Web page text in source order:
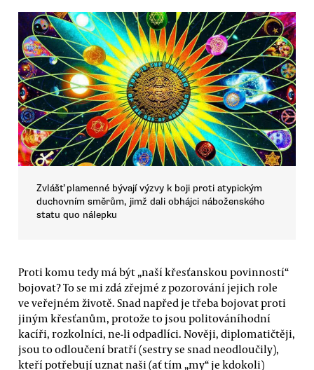
Zvlášť plamenné bývají výzvy k boji proti atypickým
duchovním směrům, jimž dali obhájci náboženského
statu quo nálepku
Proti komu tedy má být „naší křesťanskou povinností“
bojovat? To se mi zdá zřejmé z pozorování jejich role
ve veřejném životě. Snad napřed je třeba bojovat proti
jiným křesťanům, protože to jsou politováníhodní
kacíři, rozkolníci, ne-li odpadlíci. Nověji, diplomatičtěji,
jsou to odloučení bratří (sestry se snad neodloučily),
kteří potřebují uznat naši (ať tím „my“ je kdokoli)